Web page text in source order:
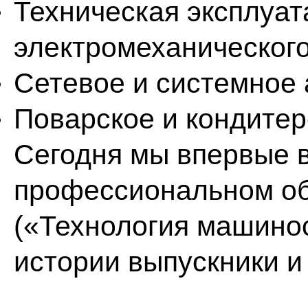
Техническая
Сетевое и
Поварское и
Сегодня мы впервые
профессиональном
(«Технология
истории выпускники